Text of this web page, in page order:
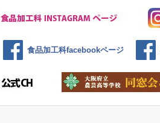
食品加工科facebookページ